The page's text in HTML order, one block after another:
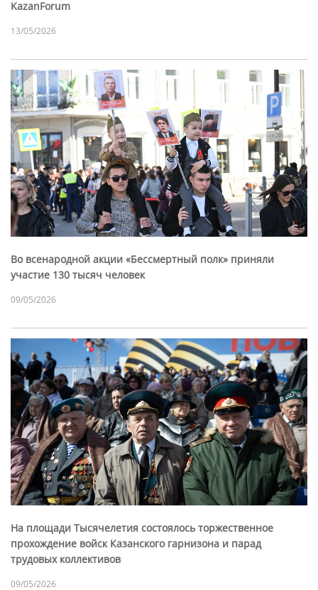
KazanForum
13/05/2026
Во всенародной акции «Бессмертный полк» приняли
участие 130 тысяч человек
09/05/2026
На площади Тысячелетия состоялось торжественное
прохождение войск Казанского гарнизона и парад
трудовых коллективов
09/05/2026